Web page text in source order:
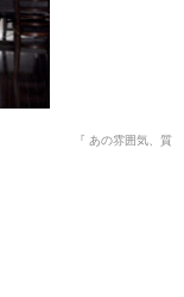
『 あの雰囲気、質